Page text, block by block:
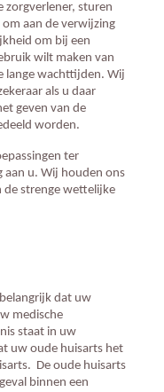
zorgverlener, sturen
aan de verwijzing
om bij een
wilt maken van
lange wachttijden. Wij
als u daar
geven van de
worden.
ter
aan u. Wij houden ons
de strenge wettelijke
dat uw
medische
staat in uw
uw oude huisarts het
De oude huisarts
binnen een